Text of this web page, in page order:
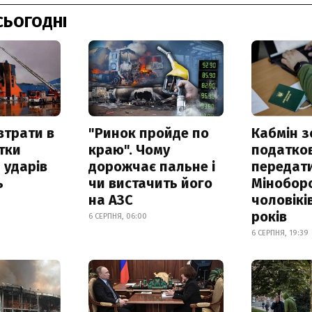
в
"Ринок пройде по
краю". Чому
дорожчає пальне і
чи вистачить його
на АЗС
6 СЕРПНЯ, 06:00
Кабмін
років
6 СЕРПНЯ, 19:39